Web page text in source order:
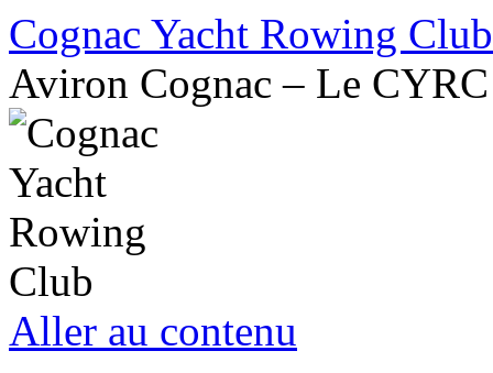
Cognac Yacht Rowing Club
Aviron Cognac – Le CYRC
Aller au contenu